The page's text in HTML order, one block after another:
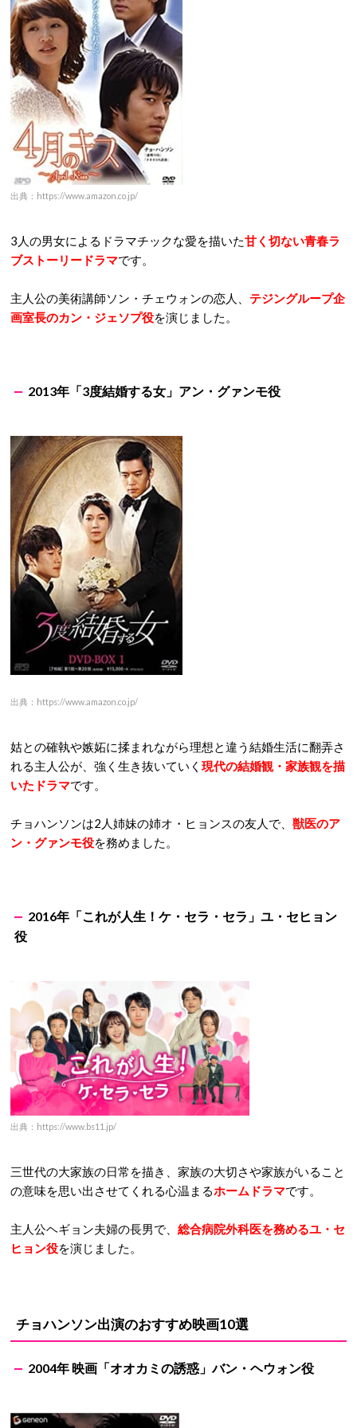
出典：https://www.amazon.co.jp/
3人の男女によるドラマチックな愛を描いた甘く切ない青春ラ
ブストーリードラマです。
主人公の美術講師ソン・チェウォンの恋人、 テジングループ企
画室長のカン・ジェソプ役を演じました。
2013年「3度結婚する女」アン・グァンモ役
出典：https://www.amazon.co.jp/
姑との確執や嫉妬に揉まれながら理想と違う結婚生活に翻弄さ
れる主人公が、強く生き抜いていく 現代の結婚観・家族観を描
いたドラマです。
チョハンソンは2人姉妹の姉オ・ヒョンスの友人で、 獣医のア
ン・グァンモ役を務めました。
2016年「これが人生！ケ・セラ・セラ」ユ・セヒョン
役
出典：https://www.bs11.jp/
三世代の大家族の日常を描き、家族の大切さや家族がいること
の意味を思い出させてくれる心温まるホームドラマです。
主人公ヘギョン夫婦の長男で、 総合病院外科医を務めるユ・セ
ヒョン役を演じました。
チョハンソン出演のおすすめ映画10選
2004年 映画「オオカミの誘惑」バン・ヘウォン役